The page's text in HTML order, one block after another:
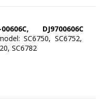
DJ9700606C
SC6750, SC6752,
SC6782